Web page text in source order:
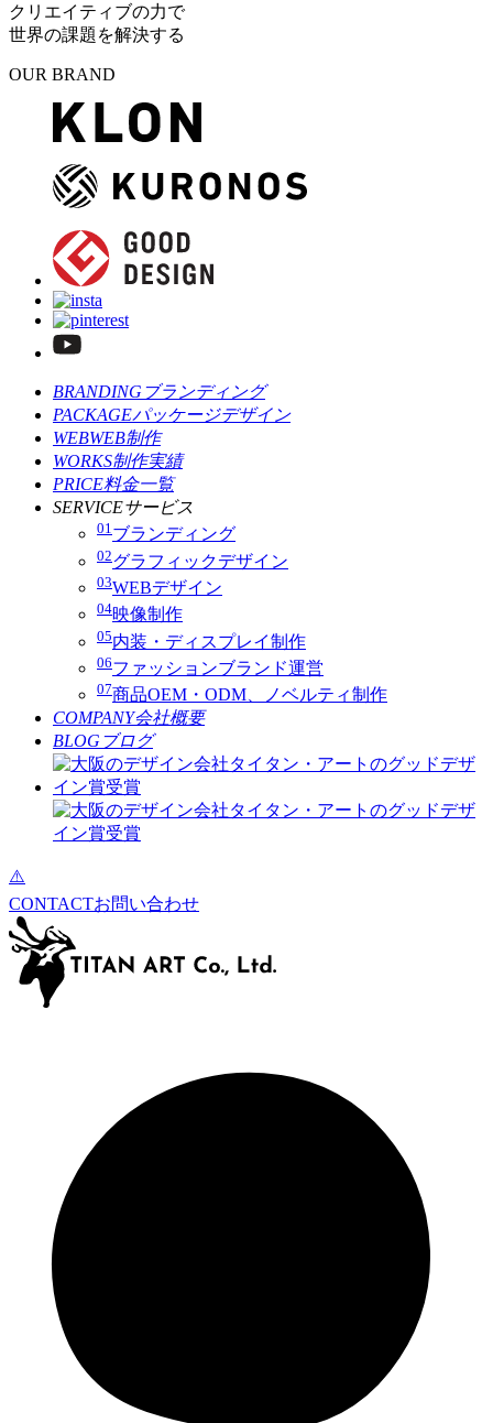
クリエイティブの力で
世界の課題を解決する
OUR BRAND
BRANDING ブランディング
PACKAGEパッケージデザイン
WEBWEB制作
WORKS制作実績
PRICE料金一覧
SERVICEサービス
01ブランディング
02グラフィックデザイン
03WEBデザイン
04映像制作
05内装・ディスプレイ制作
06ファッションブランド運営
07商品OEM・ODM、ノベルティ制作
COMPANY会社概要
BLOG ブログ
CONTACTお問い合わせ